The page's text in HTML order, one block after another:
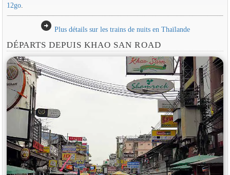
12go.
arrow_circle_right Plus détails sur les trains de nuits en Thaïlande
DÉPARTS DEPUIS KHAO SAN ROAD